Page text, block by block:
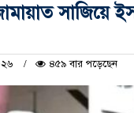
সাজিয়ে
৪৫৯ বার পড়েছেন